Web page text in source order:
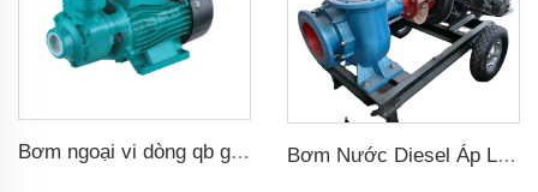
Bơm ngoại vi dòng qb gia dụng 0.37kw 0.5hp qb60 bơm tăng cường nước xoáy điện giá Bơm Nước Diesel Áp Lực Cao Bán Chạy Nóng Cho Mục Đích Tưới Tiêu Nông Nghiệp